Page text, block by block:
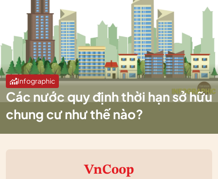
Infographic
Các nước quy định thời hạn sở hữu
chung cư như thế nào?
VnCoop